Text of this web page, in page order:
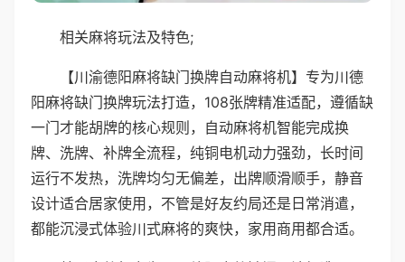
相关麻将玩法及特色;
【川渝德阳麻将缺门换牌自动麻将机】专为川德
阳麻将缺门换牌玩法打造，108张牌精准适配，遵循缺
一门才能胡牌的核心规则，自动麻将机智能完成换
牌、洗牌、补牌全流程，纯铜电机动力强劲，长时间
运行不发热，洗牌均匀无偏差，出牌顺滑顺手，静音
设计适合居家使用，不管是好友约局还是日常消遣，
都能沉浸式体验川式麻将的爽快，家用商用都合适。